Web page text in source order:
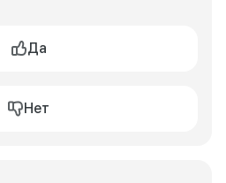
Да
Нет